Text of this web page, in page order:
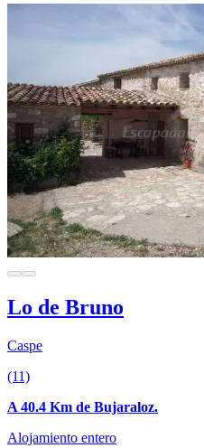
Lo de Bruno
Caspe
(11)
A 40.4 Km de Bujaraloz.
Alojamiento entero